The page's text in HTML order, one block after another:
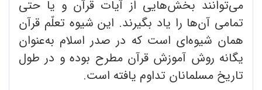
می‌توانند بخش‌هایی از آیات قرآن و یا حتی
تمامی آن‌ها را یاد بگیرند. این شیوه تعلّم قرآن
همان شیوه‌ای است که در صدر اسلام به‌عنوان
یگانه روش آموزش قرآن مطرح بوده و در طول
تاریخ مسلمانان تداوم یافته است.